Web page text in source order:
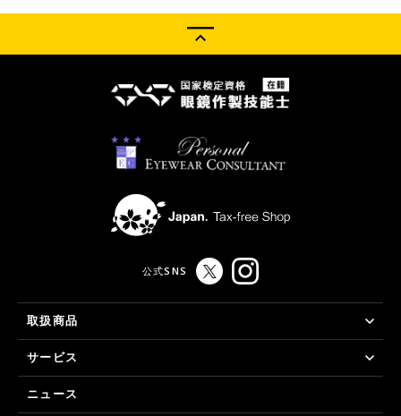
公式SNS
取扱商品
サービス
ニュース